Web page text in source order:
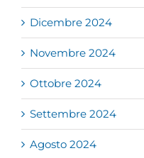
Dicembre 2024
Novembre 2024
Ottobre 2024
Settembre 2024
Agosto 2024